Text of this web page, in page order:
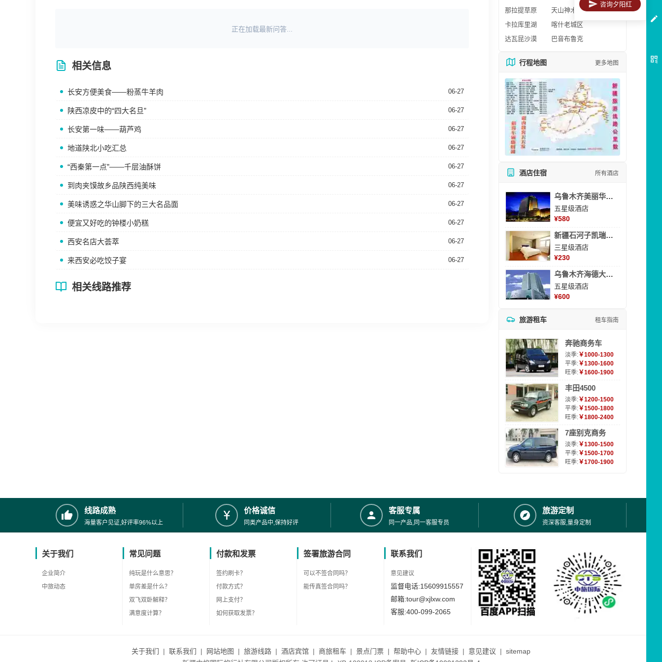
正在加载最新问答...
相关信息
长安方便美食——粉蒸牛羊肉 06-27
陕西凉皮中的“四大名旦” 06-27
长安第一味——葫芦鸡 06-27
地道陕北小吃汇总 06-27
“西秦第一点”——千层油酥饼 06-27
到肉夹馍故乡品陕西纯美味 06-27
美味诱惑之华山脚下的三大名品面 06-27
便宜又好吃的钟楼小奶糕 06-27
西安名店大荟萃 06-27
来西安必吃饺子宴 06-27
相关线路推荐
那拉提草原
天山神木园
卡拉库里湖
喀什老城区
达瓦昆沙漠
巴音布鲁克
行程地图 更多地图
酒店住宿 所有酒店
乌鲁木齐美丽华大酒
五星级酒店
¥580
新疆石河子凯瑞酒店
三星级酒店
¥230
乌鲁木齐海德大酒店
五星级酒店
¥600
旅游租车 租车指南
奔驰商务车
淡季:￥1000-1300
平季:￥1300-1600
旺季:￥1600-1900
丰田4500
淡季:￥1200-1500
平季:￥1500-1800
旺季:￥1800-2400
7座别克商务
淡季:￥1300-1500
平季:￥1500-1700
旺季:￥1700-1900
线路成熟
海量客户见证,好评率96%以上
价格诚信
同类产品中,保持好评
客服专属
同一产品,同一客服专员
旅游定制
资深客服,量身定制
关于我们
企业简介
中旅动态
常见问题
纯玩是什么意思？
单房差是什么？
双飞双卧解释？
满意度计算？
付款和发票
签约刷卡？
付款方式？
网上支付？
如何获取发票？
签署旅游合同
可以不签合同吗？
能传真签合同吗？
联系我们
意见建议
监督电话:15609915557
邮箱:tour@xjlxw.com
客服:400-099-2065
关于我们 | 联系我们 | 网站地图 | 旅游线路 | 酒店宾馆 | 商旅租车 | 景点门票 | 帮助中心 | 友情链接 | 意见建议 | sitemap
咨询夕阳红